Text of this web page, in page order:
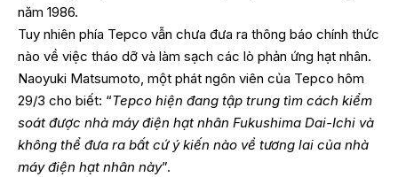
năm 1986.
Tuy nhiên phía Tepco vẫn chưa đưa ra thông báo chính thức
nào về việc tháo dỡ và làm sạch các lò phản ứng hạt nhân.
Naoyuki Matsumoto, một phát ngôn viên của Tepco hôm
29/3 cho biết: “Tepco hiện đang tập trung tìm cách kiểm
soát được nhà máy điện hạt nhân Fukushima Dai-Ichi và
không thể đưa ra bất cứ ý kiến nào về tương lai của nhà
máy điện hạt nhân này”.